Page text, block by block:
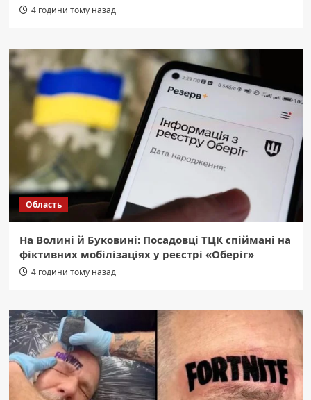
4 години тому назад
Область
На Волині й Буковині: Посадовці ТЦК спіймані на
фіктивних мобілізаціях у реєстрі «Оберіг»
4 години тому назад